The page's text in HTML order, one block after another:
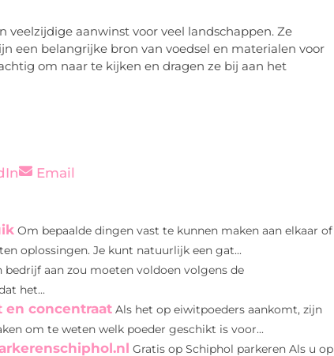
aanwinst voor veel landschappen. Ze
een belangrijke bron van voedsel en materialen voor
om naar te kijken en dragen ze bij aan het
Email
Om bepaalde dingen vast te kunnen maken aan elkaar of
oplossingen. Je kunt natuurlijk een gat...
bedrijf aan zou moeten voldoen volgens de
het...
en concentraat Als het op eiwitpoeders aankomt, zijn
om te weten welk poeder geschikt is voor...
Gratis op Schiphol parkeren Als u op